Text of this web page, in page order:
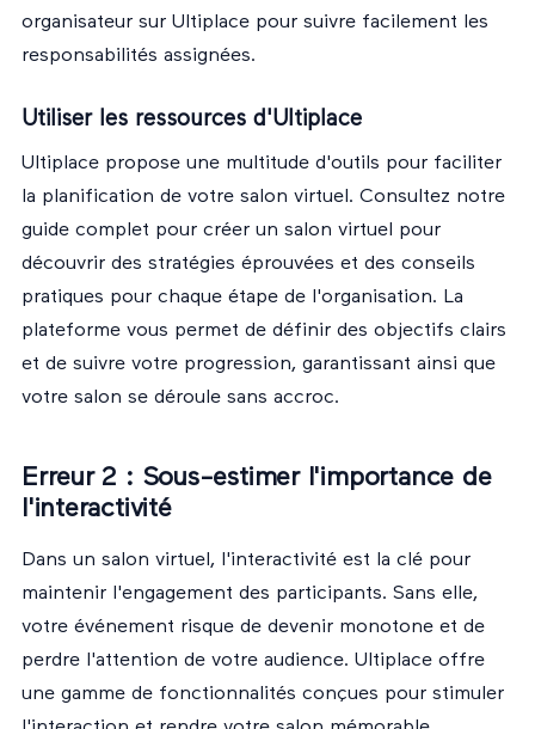
organisateur sur Ultiplace pour suivre facilement les
responsabilités assignées.
Utiliser les ressources d'Ultiplace
Ultiplace propose une multitude d'outils pour faciliter
la planification de votre salon virtuel. Consultez notre
guide complet pour créer un salon virtuel pour
découvrir des stratégies éprouvées et des conseils
pratiques pour chaque étape de l'organisation. La
plateforme vous permet de définir des objectifs clairs
et de suivre votre progression, garantissant ainsi que
votre salon se déroule sans accroc.
Erreur 2 : Sous-estimer l'importance de
l'interactivité
Dans un salon virtuel, l'interactivité est la clé pour
maintenir l'engagement des participants. Sans elle,
votre événement risque de devenir monotone et de
perdre l'attention de votre audience. Ultiplace offre
une gamme de fonctionnalités conçues pour stimuler